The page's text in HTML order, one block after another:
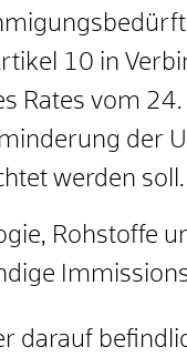
10 in
Rates vom
der
werden soll.
Rohstoffe
darauf